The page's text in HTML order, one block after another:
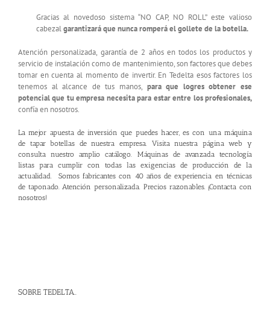
Gracias al novedoso sistema “NO CAP, NO ROLL” este valioso
cabezalgarantizará que nunca romperá el gollete de la botella.
Atención personalizada, garantía de 2 años en todos los productos y
servicio de instalación como de mantenimiento, son factores que debes
tomar en cuenta al momento de invertir. En Tedelta esos factores los
tenemos al alcance de tus manos, para que logres obtener ese
potencial que tu empresa necesita para estar entre los profesionales,
confía en nosotros.
La mejor apuesta de inversión que puedes hacer, es con una máquina
de tapar botellas de nuestra empresa. Visita nuestra página web y
consulta nuestro amplio catálogo. Máquinas de avanzada tecnología
listas para cumplir con todas las exigencias de producción de la
actualidad. Somos fabricantes con 40 años de experiencia en técnicas
de taponado. Atención personalizada. Precios razonables. ¡Contacta con
nosotros!
SOBRE TEDELTA..